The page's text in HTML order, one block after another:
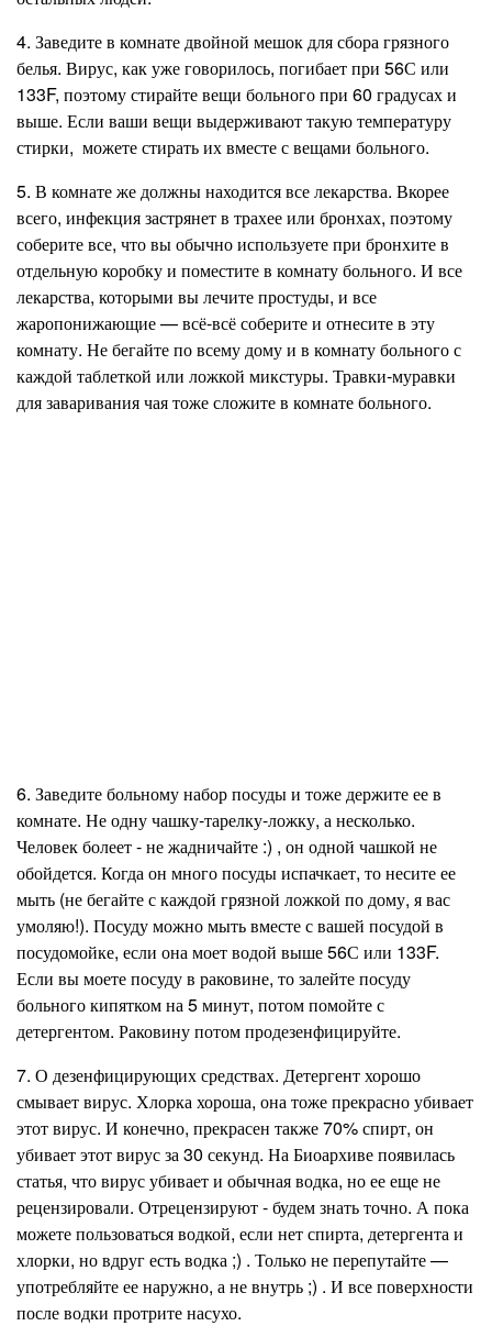
4. Заведите в комнате двойной мешок для сбора грязного
белья. Вирус, как уже говорилось, погибает при 56С или
133F, поэтому стирайте вещи больного при 60 градусах и
выше. Если ваши вещи выдерживают такую температуру
стирки, можете стирать их вместе с вещами больного.
5. В комнате же должны находится все лекарства. Вкорее
всего, инфекция застрянет в трахее или бронхах, поэтому
соберите все, что вы обычно используете при бронхите в
отдельную коробку и поместите в комнату больного. И все
лекарства, которыми вы лечите простуды, и все
жаропонижающие — всё-всё соберите и отнесите в эту
комнату. Не бегайте по всему дому и в комнату больного с
каждой таблеткой или ложкой микстуры. Травки-муравки
для заваривания чая тоже сложите в комнате больного.
6. Заведите больному набор посуды и тоже держите ее в
комнате. Не одну чашку-тарелку-ложку, а несколько.
Человек болеет - не жадничайте :) , он одной чашкой не
обойдется. Когда он много посуды испачкает, то несите ее
мыть (не бегайте с каждой грязной ложкой по дому, я вас
умоляю!). Посуду можно мыть вместе с вашей посудой в
посудомойке, если она моет водой выше 56С или 133F.
Если вы моете посуду в раковине, то залейте посуду
больного кипятком на 5 минут, потом помойте с
детергентом. Раковину потом продезенфицируйте.
7. О дезенфицирующих средствах. Детергент хорошо
смывает вирус. Хлорка хороша, она тоже прекрасно убивает
этот вирус. И конечно, прекрасен также 70% спирт, он
убивает этот вирус за 30 секунд. На Биоархиве появилась
статья, что вирус убивает и обычная водка, но ее еще не
рецензировали. Отрецензируют - будем знать точно. А пока
можете пользоваться водкой, если нет спирта, детергента и
хлорки, но вдруг есть водка ;) . Только не перепутайте —
употребляйте ее наружно, а не внутрь ;) . И все поверхности
после водки протрите насухо.